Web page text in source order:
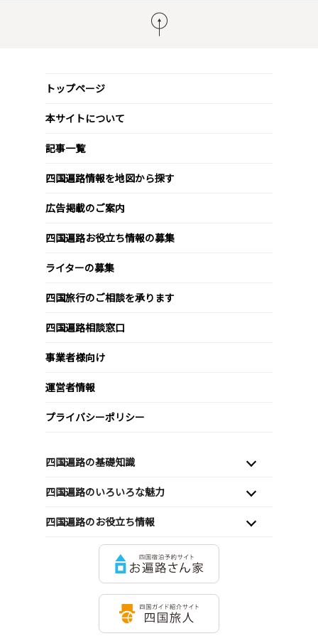
トップページ
本サイトについて
記事一覧
四国遍路情報を地図から探す
広告掲載のご案内
四国遍路お役立ち情報の募集
ライターの募集
四国旅行のご相談を承ります
四国遍路相談窓口
事業者様向け
運営者情報
プライバシーポリシー
四国遍路の基礎知識
四国遍路のいろいろな魅力
四国遍路のお役立ち情報